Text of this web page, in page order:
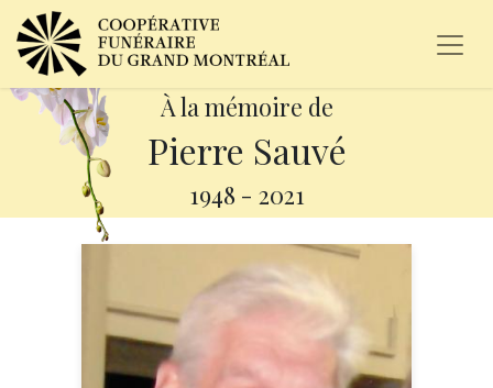
À la mémoire de
Pierre Sauvé
1948 - 2021